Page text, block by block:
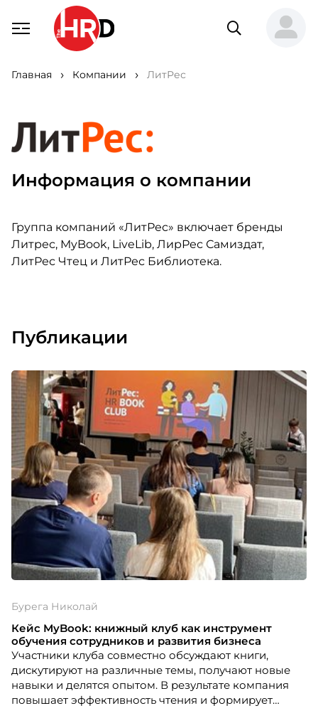
Главная Компании ЛитРес
Информация о компании
Группа компаний «ЛитРес» включает бренды
Литрес, MyBook, LiveLib, ЛирРес Самиздат,
ЛитРес Чтец и ЛитРес Библиотека.
Публикации
Бурега Николай
Кейс MyBook: книжный клуб как инструмент
обучения сотрудников и развития бизнеса
Участники клуба совместно обсуждают книги,
дискутируют на различные темы, получают новые
навыки и делятся опытом. В результате компания
повышает эффективность чтения и формирует